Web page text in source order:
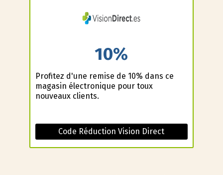
10%
Profitez d'une remise de 10% dans ce
magasin électronique pour toux
nouveaux clients.
Code Réduction Vision Direct